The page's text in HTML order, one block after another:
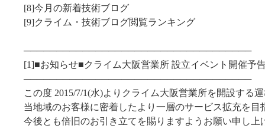
[8]今月の新着技術ブログ
[9]クライム・技術ブログ閲覧ランキング
───────────────────────────────────
[1]■お知らせ■クライム大阪営業所 設立イベント開催予
───────────────────────────────────
この度 2015/7/1(水)よりクライム大阪営業所を開設する
当地域のお客様に密着したより一層のサービス拡充を目
今後とも倍旧のお引き立てを賜りますようお願い申し上